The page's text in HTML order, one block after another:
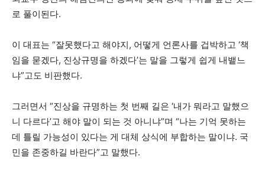
로 풀이된다.
이 대표는 “잘못했다고 해야지, 어떻게 언론사를 겁박하고 ‘책
임을 묻겠다, 진상규명을 하겠다’는 말을 그렇게 쉽게 내뱉느
냐”고도 비판했다.
그러면서 “진상을 규명하는 첫 번째 길은 ‘내가 뭐라고 말했으
니 다르다’고 해야 말이 되는 것 아니냐”며 “나는 기억 못하는
데 틀릴 가능성이 있다는 게 대체 상식에 부합하는 말이냐. 국
민을 존중하길 바란다”고 말했다.